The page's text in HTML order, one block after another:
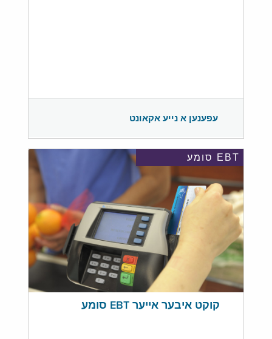
עפענען א נייע אקאונט
EBT סומע
קוקט איבער אייער EBT סומע